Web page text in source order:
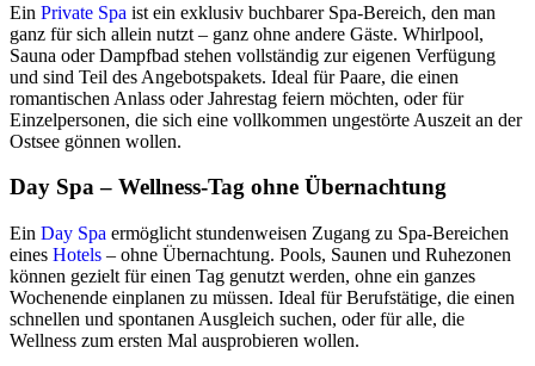
Ein Private Spa ist ein exklusiv buchbarer Spa-Bereich, den man
ganz für sich allein nutzt – ganz ohne andere Gäste. Whirlpool,
Sauna oder Dampfbad stehen vollständig zur eigenen Verfügung
und sind Teil des Angebotspakets. Ideal für Paare, die einen
romantischen Anlass oder Jahrestag feiern möchten, oder für
Einzelpersonen, die sich eine vollkommen ungestörte Auszeit an der
Ostsee gönnen wollen.
Day Spa – Wellness-Tag ohne Übernachtung
Ein Day Spa ermöglicht stundenweisen Zugang zu Spa-Bereichen
eines Hotels – ohne Übernachtung. Pools, Saunen und Ruhezonen
können gezielt für einen Tag genutzt werden, ohne ein ganzes
Wochenende einplanen zu müssen. Ideal für Berufstätige, die einen
schnellen und spontanen Ausgleich suchen, oder für alle, die
Wellness zum ersten Mal ausprobieren wollen.